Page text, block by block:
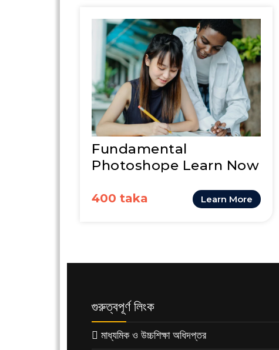
Fundamental
Photoshope Learn Now
400 taka Learn More
গুরুত্বপূর্ণ লিংক
মাধ্যমিক ও উচ্চশিক্ষা অধিদপ্তর